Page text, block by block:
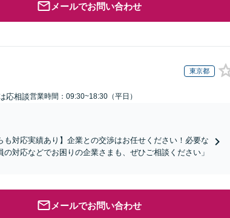
メールでお問い合わせ
東京都
応相談営業時間：09:30~18:30（平日）
対応実績あり】企業との交渉はお任せください！必要な
対応などでお困りの企業さまも、ぜひご相談ください」
メールでお問い合わせ